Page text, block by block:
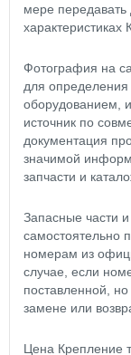
мере
характеристиках
Фотография на
для
оборудованием,
источник по
документация
значимой
запчасти и
Запасные части
самостоятельно
номерам из
случае, если
поставленной,
замене или
Цена Крепление